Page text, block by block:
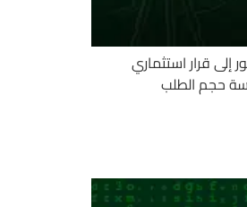
قرار استثماري
حجم الطلب